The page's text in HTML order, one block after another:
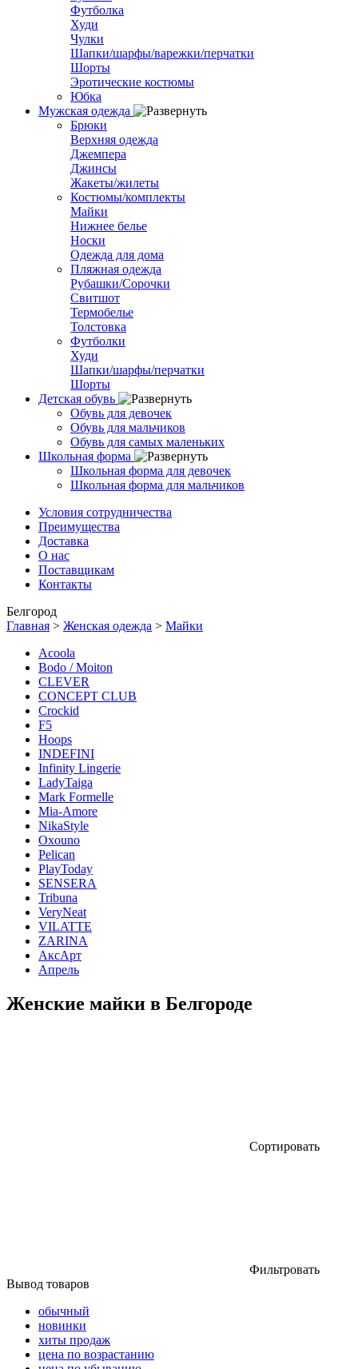
Футболка
Худи
Чулки
Шапки/шарфы/варежки/перчатки
Шорты
Эротические костюмы
Юбка
Мужская одежда
Брюки
Верхняя одежда
Джемпера
Джинсы
Жакеты/жилеты
Костюмы/комплекты
Майки
Нижнее белье
Носки
Одежда для дома
Пляжная одежда
Рубашки/Сорочки
Свитшот
Термобелье
Толстовка
Футболки
Худи
Шапки/шарфы/перчатки
Шорты
Детская обувь
Обувь для девочек
Обувь для мальчиков
Обувь для самых маленьких
Школьная форма
Школьная форма для девочек
Школьная форма для мальчиков
Условия сотрудничества
Преимущества
Доставка
О нас
Поставщикам
Контакты
Белгород
Главная > Женская одежда > Майки
Acoola
Bodo / Moiton
CLEVER
CONCEPT CLUB
Crockid
F5
Hoops
INDEFINI
Infinity Lingerie
LadyTaiga
Mark Formelle
Mia-Amore
NikaStyle
Oxouno
Pelican
PlayToday
SENSERA
Tribuna
VeryNeat
VILATTE
ZARINA
АксАрт
Апрель
Женские майки в Белгороде
Сортировать
Фильтровать
Вывод товаров
обычный
новинки
хиты продаж
цена по возрастанию